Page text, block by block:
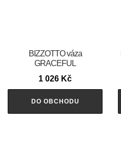
BIZZOTTO váza
GRACEFUL
1 026 Kč
DO OBCHODU